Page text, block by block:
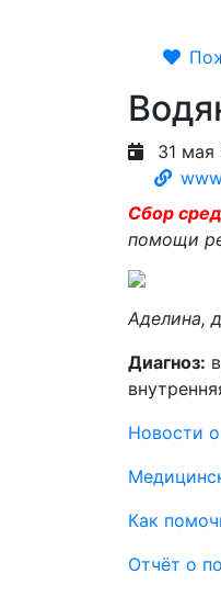
31 мая
Сбор
помощи
Аделина,
Диагноз:
Новости
Как
Отчёт о